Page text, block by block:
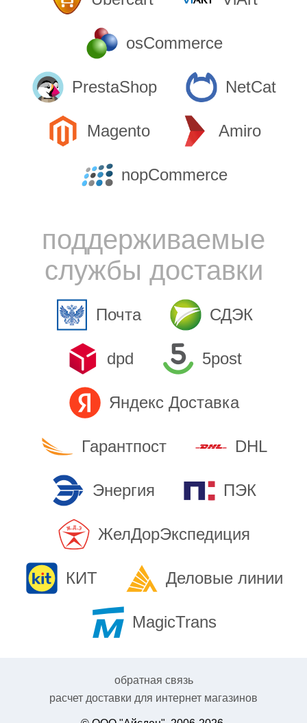
osCommerce
PrestaShop NetCat
Magento Amiro
nopCommerce
поддерживаемые
службы доставки
Почта СДЭК
dpd 5post
Яндекс Доставка
Гарантпост DHL
Энергия ПЭК
ЖелДорЭкспедиция
КИТ Деловые линии
MagicTrans
обратная связь
расчет доставки для интернет магазинов